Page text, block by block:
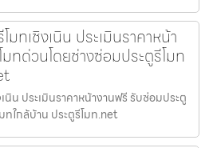
มทเชิงเนิน ประเมินราคาหน้า
ทด่วนโดยช่างซ่อมประตูรีโมท
นิน ประเมินราคาหน้างานฟรี รับซ่อมประตู
ทใกล้บ้าน ประตูรีโมท.net